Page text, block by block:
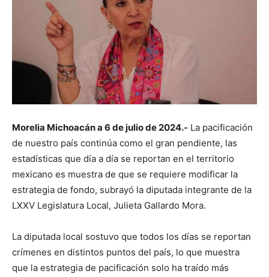
Morelia Michoacán a 6 de julio de 2024.- La pacificación
de nuestro país continúa como el gran pendiente, las
estadísticas que día a día se reportan en el territorio
mexicano es muestra de que se requiere modificar la
estrategia de fondo, subrayó la diputada integrante de la
LXXV Legislatura Local, Julieta Gallardo Mora.
La diputada local sostuvo que todos los días se reportan
crímenes en distintos puntos del país, lo que muestra
que la estrategia de pacificación solo ha traído más